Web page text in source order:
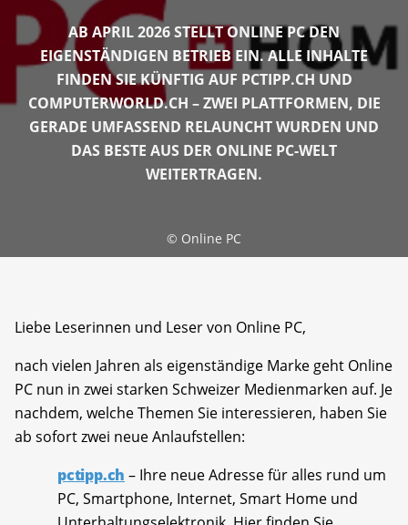
AB APRIL 2026 STELLT ONLINE PC DEN
EIGENSTÄNDIGEN BETRIEB EIN. ALLE INHALTE
FINDEN SIE KÜNFTIG AUF PCTIPP.CH UND
COMPUTERWORLD.CH – ZWEI PLATTFORMEN, DIE
GERADE UMFASSEND RELAUNCHT WURDEN UND
DAS BESTE AUS DER ONLINE PC-WELT
WEITERTRAGEN.
© Online PC
Liebe Leserinnen und Leser von Online PC,
nach vielen Jahren als eigenständige Marke geht Online
PC nun in zwei starken Schweizer Medienmarken auf. Je
nachdem, welche Themen Sie interessieren, haben Sie
ab sofort zwei neue Anlaufstellen:
pctipp.ch – Ihre neue Adresse für alles rund um
PC, Smartphone, Internet, Smart Home und